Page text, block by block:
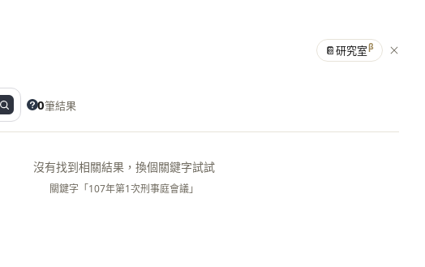
0筆結果
沒有找到相關結果，換個關鍵字試試
關鍵字「107年第1次刑事庭會議」
📔研究室β